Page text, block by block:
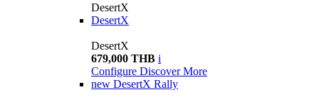
DesertX
DesertX
DesertX
679,000 THB i
Configure Discover More
new DesertX Rally